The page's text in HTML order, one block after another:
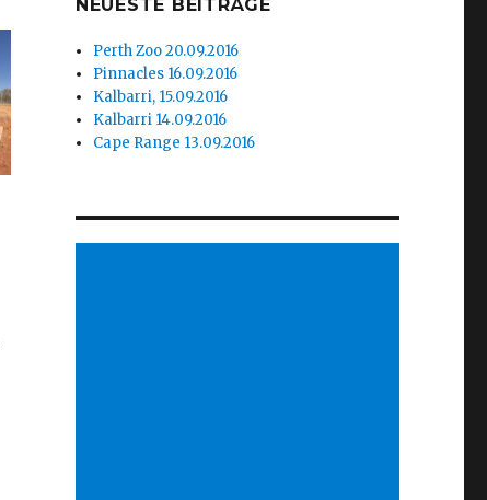
NEUESTE BEITRÄGE
Perth Zoo 20.09.2016
Pinnacles 16.09.2016
Kalbarri, 15.09.2016
Kalbarri 14.09.2016
Cape Range 13.09.2016